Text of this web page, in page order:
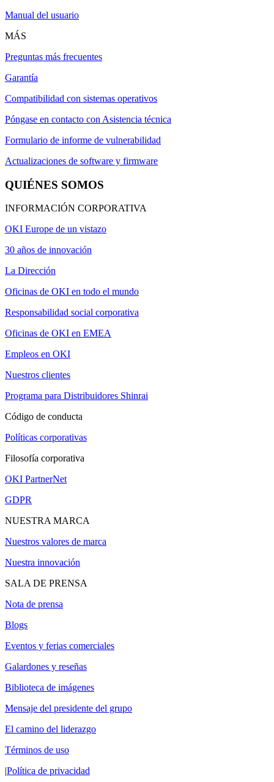
Manual del usuario
MÁS
Preguntas más frecuentes
Garantía
Compatibilidad con sistemas operativos
Póngase en contacto con Asistencia técnica
Formulario de informe de vulnerabilidad
Actualizaciones de software y firmware
QUIÉNES SOMOS
INFORMACIÓN CORPORATIVA
OKI Europe de un vistazo
30 años de innovación
La Dirección
Oficinas de OKI en todo el mundo
Responsabilidad social corporativa
Oficinas de OKI en EMEA
Empleos en OKI
Nuestros clientes
Programa para Distribuidores Shinrai
Código de conducta
Políticas corporativas
Filosofía corporativa
OKI PartnerNet
GDPR
NUESTRA MARCA
Nuestros valores de marca
Nuestra innovación
SALA DE PRENSA
Nota de prensa
Blogs
Eventos y ferias comerciales
Galardones y reseñas
Biblioteca de imágenes
Mensaje del presidente del grupo
El camino del liderazgo
Términos de uso
|Política de privacidad